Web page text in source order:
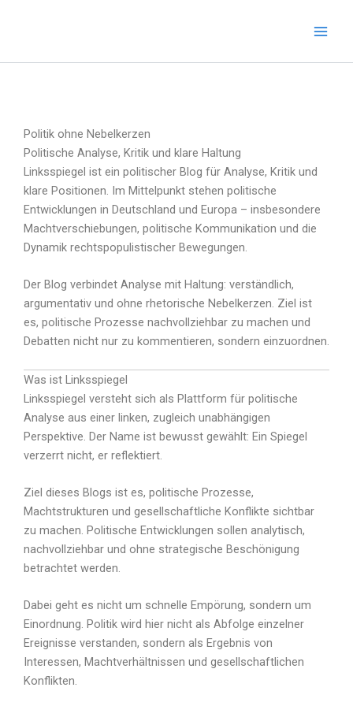
Politik ohne Nebelkerzen
Politische Analyse, Kritik und klare Haltung
Linksspiegel ist ein politischer Blog für Analyse, Kritik und
klare Positionen. Im Mittelpunkt stehen politische
Entwicklungen in Deutschland und Europa – insbesondere
Machtverschiebungen, politische Kommunikation und die
Dynamik rechtspopulistischer Bewegungen.
Der Blog verbindet Analyse mit Haltung: verständlich,
argumentativ und ohne rhetorische Nebelkerzen. Ziel ist
es, politische Prozesse nachvollziehbar zu machen und
Debatten nicht nur zu kommentieren, sondern einzuordnen.
Was ist Linksspiegel
Linksspiegel versteht sich als Plattform für politische
Analyse aus einer linken, zugleich unabhängigen
Perspektive. Der Name ist bewusst gewählt: Ein Spiegel
verzerrt nicht, er reflektiert.
Ziel dieses Blogs ist es, politische Prozesse,
Machtstrukturen und gesellschaftliche Konflikte sichtbar
zu machen. Politische Entwicklungen sollen analytisch,
nachvollziehbar und ohne strategische Beschönigung
betrachtet werden.
Dabei geht es nicht um schnelle Empörung, sondern um
Einordnung. Politik wird hier nicht als Abfolge einzelner
Ereignisse verstanden, sondern als Ergebnis von
Interessen, Machtverhältnissen und gesellschaftlichen
Konflikten.